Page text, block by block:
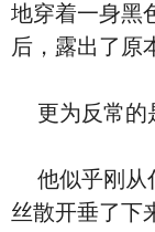
地穿着一身黑
后，露出了原
更为反常的
他似乎刚从
丝散开垂了下